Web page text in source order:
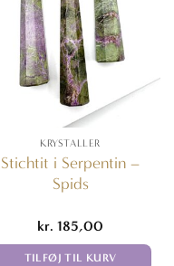
KRYSTALLER
Stichtit i Serpentin –
Spids
kr. 185,00
TILFØJ TIL KURV